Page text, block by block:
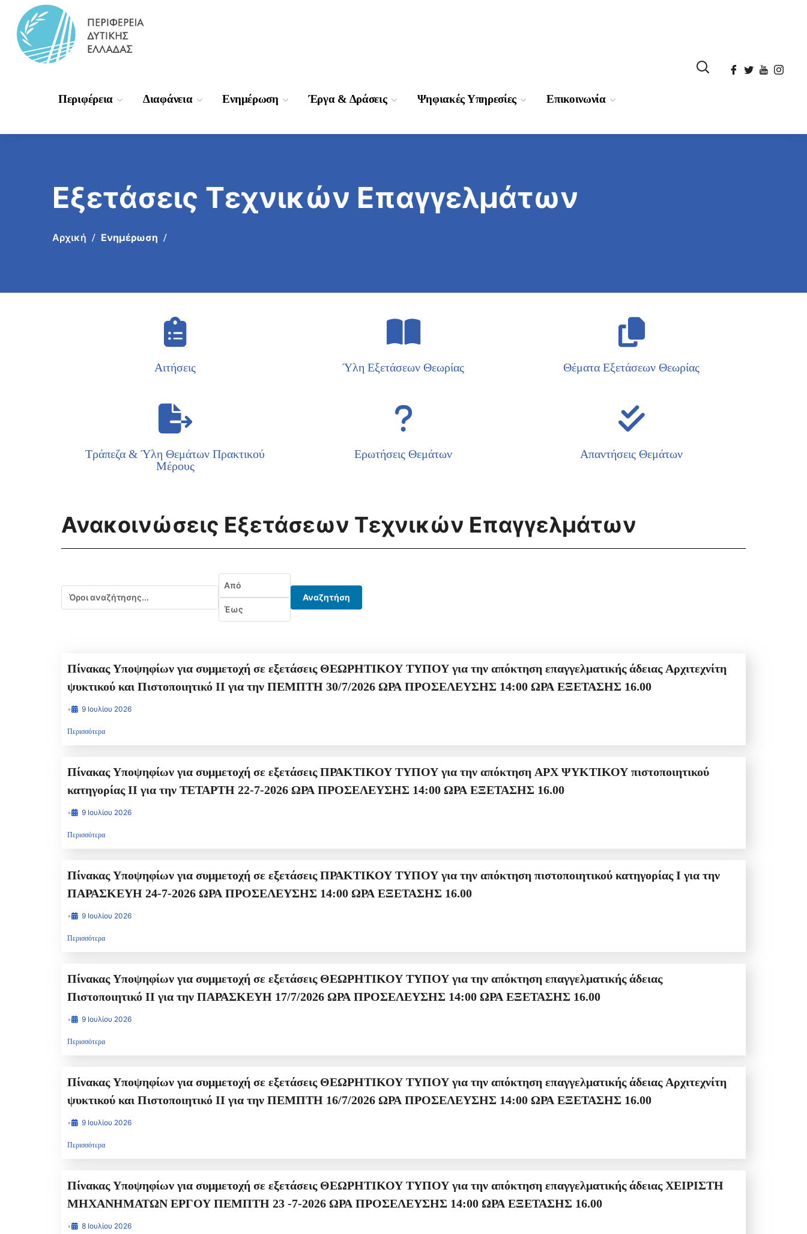
Περιφέρεια Διαφάνεια Ενημέρωση Έργα & Δράσεις Ψηφιακές Υπηρεσίες Επικοινωνία
Εξετάσεις Τεχνικών Επαγγελμάτων
Αρχική Ενημέρωση
Αιτήσεις Ύλη Εξετάσεων Θεωρίας Θέματα Εξετάσεων Θεωρίας
Τράπεζα & Ύλη Θεμάτων Πρακτικού
Μέρους
Ερωτήσεις Θεμάτων Απαντήσεις Θεμάτων
Ανακοινώσεις Εξετάσεων Τεχνικών Επαγγελμάτων
Αναζήτηση
Εύρος ημερομηνιών
Από
Έως
Αναζητήση
Πίνακας Υποψηφίων για συμμετοχή σε εξετάσεις ΘΕΩΡΗΤΙΚΟΥ ΤΥΠΟΥ για την απόκτηση επαγγελματικής άδειας Αρχιτεχνίτη
ψυκτικού και Πιστοποιητικό ΙΙ για την ΠΕΜΠΤΗ 30/7/2026 ΩΡΑ ΠΡΟΣΕΛΕΥΣΗΣ 14:00 ΩΡΑ ΕΞΕΤΑΣΗΣ 16.00
• 9 Ιουλίου 2026
Περισσότερα
Πίνακας Υποψηφίων για συμμετοχή σε εξετάσεις ΠΡΑΚΤΙΚΟΥ ΤΥΠΟΥ για την απόκτηση ΑΡΧ ΨΥΚΤΙΚΟΥ πιστοποιητικού
κατηγορίας ΙΙ για την ΤΕΤΑΡΤΗ 22-7-2026 ΩΡΑ ΠΡΟΣΕΛΕΥΣΗΣ 14:00 ΩΡΑ ΕΞΕΤΑΣΗΣ 16.00
• 9 Ιουλίου 2026
Περισσότερα
Πίνακας Υποψηφίων για συμμετοχή σε εξετάσεις ΠΡΑΚΤΙΚΟΥ ΤΥΠΟΥ για την απόκτηση πιστοποιητικού κατηγορίας Ι για την
ΠΑΡΑΣΚΕΥΗ 24-7-2026 ΩΡΑ ΠΡΟΣΕΛΕΥΣΗΣ 14:00 ΩΡΑ ΕΞΕΤΑΣΗΣ 16.00
• 9 Ιουλίου 2026
Περισσότερα
Πίνακας Υποψηφίων για συμμετοχή σε εξετάσεις ΘΕΩΡΗΤΙΚΟΥ ΤΥΠΟΥ για την απόκτηση επαγγελματικής άδειας
Πιστοποιητικό ΙΙ για την ΠΑΡΑΣΚΕΥΗ 17/7/2026 ΩΡΑ ΠΡΟΣΕΛΕΥΣΗΣ 14:00 ΩΡΑ ΕΞΕΤΑΣΗΣ 16.00
• 9 Ιουλίου 2026
Περισσότερα
Πίνακας Υποψηφίων για συμμετοχή σε εξετάσεις ΘΕΩΡΗΤΙΚΟΥ ΤΥΠΟΥ για την απόκτηση επαγγελματικής άδειας Αρχιτεχνίτη
ψυκτικού και Πιστοποιητικό ΙΙ για την ΠΕΜΠΤΗ 16/7/2026 ΩΡΑ ΠΡΟΣΕΛΕΥΣΗΣ 14:00 ΩΡΑ ΕΞΕΤΑΣΗΣ 16.00
• 9 Ιουλίου 2026
Περισσότερα
Πίνακας Υποψηφίων για συμμετοχή σε εξετάσεις ΘΕΩΡΗΤΙΚΟΥ ΤΥΠΟΥ για την απόκτηση επαγγελματικής άδειας ΧΕΙΡΙΣΤΗ
ΜΗΧΑΝΗΜΑΤΩΝ ΕΡΓΟΥ ΠΕΜΠΤΗ 23 -7-2026 ΩΡΑ ΠΡΟΣΕΛΕΥΣΗΣ 14:00 ΩΡΑ ΕΞΕΤΑΣΗΣ 16.00
• 8 Ιουλίου 2026